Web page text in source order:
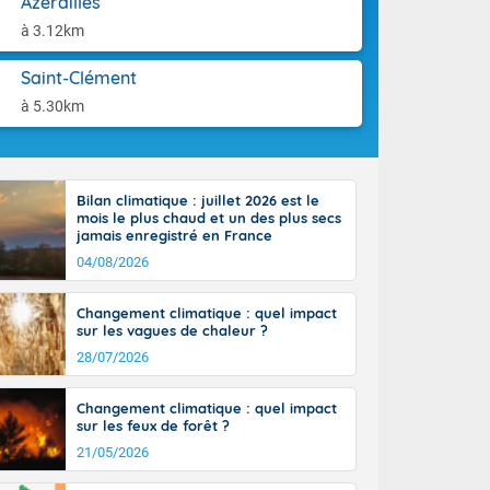
à 3.12km
Saint-Clément
à 5.30km
le Poitou-
8 à 13
26 sur le
le sud-
Bilan climatique : juillet 2026 est le
mois le plus chaud et un des plus secs
jamais enregistré en France
04/08/2026
Changement climatique : quel impact
sur les vagues de chaleur ?
28/07/2026
Changement climatique : quel impact
sur les feux de forêt ?
21/05/2026